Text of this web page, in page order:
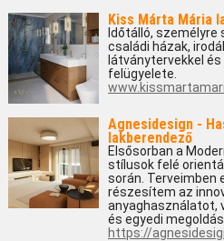
Kiss Márta Mária
Időtálló, személyre
családi házak,
látványtervekkel
felügyelete.
Agnesidesign -
lakberendező
Elsősorban a
stílusok felé
során. Terveimben
részesítem az
anyaghasználatot,
és egyedi
https://